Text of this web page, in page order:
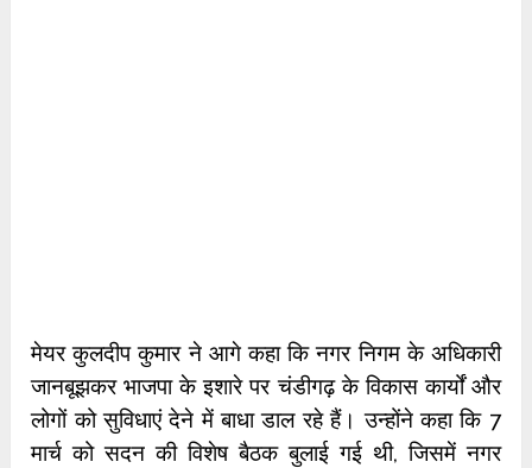
मेयर कुलदीप कुमार ने आगे कहा कि नगर निगम के अधिकारी
जानबूझकर भाजपा के इशारे पर चंडीगढ़ के विकास कार्यों और
लोगों को सुविधाएं देने में बाधा डाल रहे हैं। उन्होंने कहा कि 7
मार्च को सदन की विशेष बैठक बुलाई गई थी, जिसमें नगर